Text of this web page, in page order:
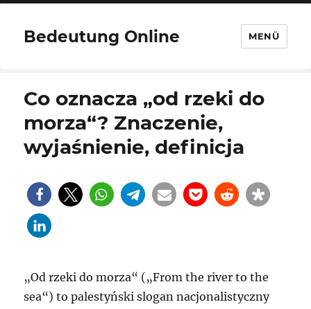
Bedeutung Online MENÜ
Co oznacza „od rzeki do
morza“? Znaczenie,
wyjaśnienie, definicja
„Od rzeki do morza“ („From the river to the
sea“) to palestyński slogan nacjonalistyczny